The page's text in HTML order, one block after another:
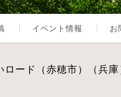
イベント情報 お
ード（赤穂市）（兵庫